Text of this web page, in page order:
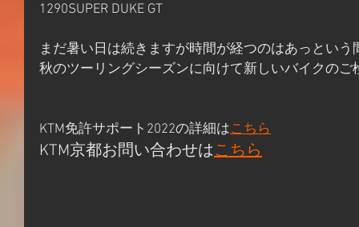
1290SUPER DUKE GT
まだ暑い日は続きますが時間が経つのはあっという
秋のツーリングシーズンに向けて新しいバイクのご
KTM免許サポート2022の詳細はこちら
KTM京都お問い合わせはこちら